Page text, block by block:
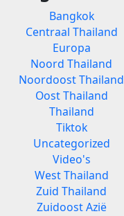
Bangkok
Centraal Thailand
Europa
Noord Thailand
Noordoost Thailand
Oost Thailand
Thailand
Tiktok
Uncategorized
Video's
West Thailand
Zuid Thailand
Zuidoost Azië